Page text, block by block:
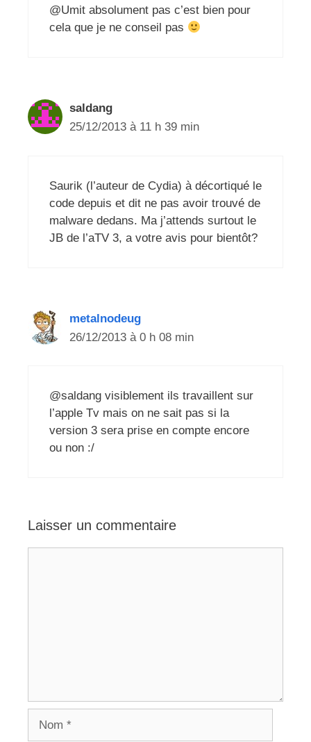
@Umit absolument pas c’est bien pour
cela que je ne conseil pas
saldang
25/12/2013 à 11 h 39 min
Saurik (l’auteur de Cydia) à décortiqué le
code depuis et dit ne pas avoir trouvé de
malware dedans. Ma j’attends surtout le
JB de l’aTV 3, a votre avis pour bientôt?
metalnodeug
26/12/2013 à 0 h 08 min
@saldang visiblement ils travaillent sur
l’apple Tv mais on ne sait pas si la
version 3 sera prise en compte encore
ou non :/
Laisser un commentaire